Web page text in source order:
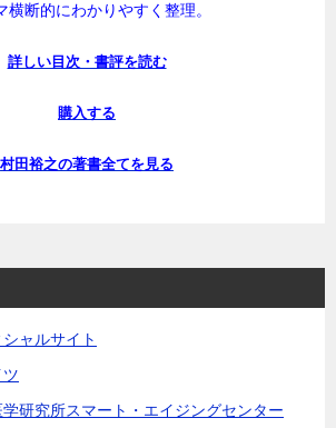
横断的にわかりやすく整理。
詳しい目次・書評を読む
購入する
村田裕之の著書全てを見る
ャルサイト
研究所スマート・エイジングセンター